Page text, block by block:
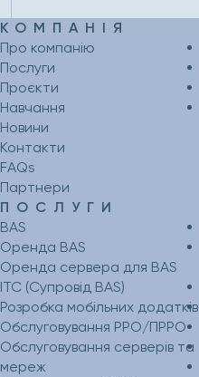
КОМПАНІЯ
Про компанію
Послуги
Проєкти
Навчання
Новини
Контакти
FAQs
Партнери
ПОСЛУГИ
BAS
Оренда BAS
Оренда сервера для BAS
ІТС (Супровід BAS)
Розробка мобільних додатків
Обслуговування РРО/ПРРО
Обслуговування серверів та
мереж